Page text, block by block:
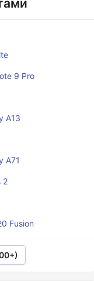
9 Pro
A13
A71
2
Fusion